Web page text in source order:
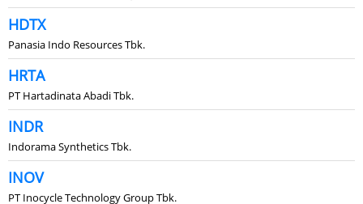
HDTX
Panasia Indo Resources Tbk.
HRTA
PT Hartadinata Abadi Tbk.
INDR
Indorama Synthetics Tbk.
INOV
PT Inocycle Technology Group Tbk.